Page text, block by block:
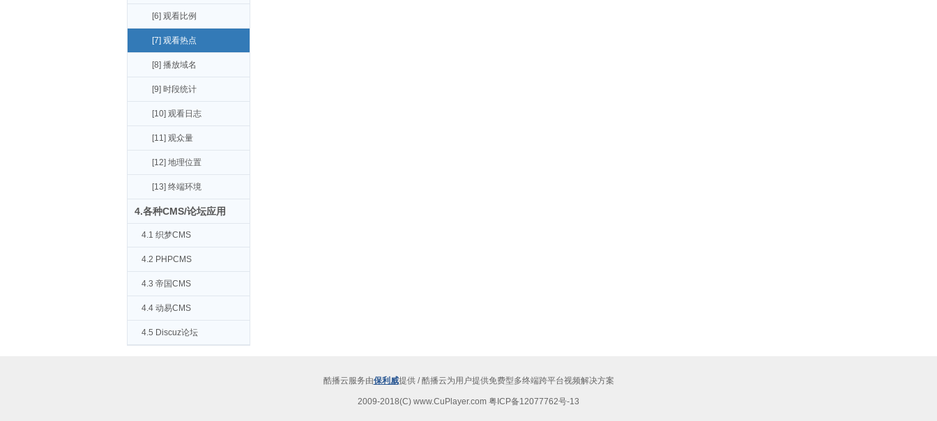
[6] 观看比例
[7] 观看热点
[8] 播放域名
[9] 时段统计
[10] 观看日志
[11] 观众量
[12] 地理位置
[13] 终端环境
4.各种CMS/论坛应用
4.1 织梦CMS
4.2 PHPCMS
4.3 帝国CMS
4.4 动易CMS
4.5 Discuz论坛
酷播云服务由保利威提供 / 酷播云为用户提供免费型多终端跨平台视频解决方案
2009-2018(C) www.CuPlayer.com 粤ICP备12077762号-13